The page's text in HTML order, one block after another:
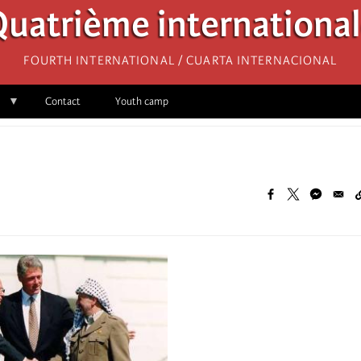
Fourth International / Cuarta Internacional
Contact Youth camp